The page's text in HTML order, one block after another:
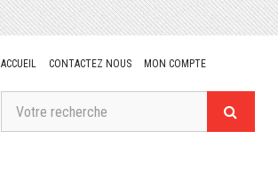
ACCUEIL CONTACTEZ NOUS MON COMPTE